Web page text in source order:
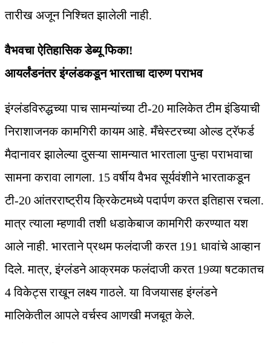
तारीख अजून निश्चित झालेली नाही.
वैभवचा ऐतिहासिक डेब्यू फिका!
आयर्लंडनंतर इंग्लंडकडून भारताचा दारुण पराभव
इंग्लंडविरुद्धच्या पाच सामन्यांच्या टी-20 मालिकेत टीम इंडियाची
निराशाजनक कामगिरी कायम आहे. मँचेस्टरच्या ओल्ड ट्रॅफर्ड
मैदानावर झालेल्या दुसऱ्या सामन्यात भारताला पुन्हा पराभवाचा
सामना करावा लागला. 15 वर्षीय वैभव सूर्यवंशीने भारताकडून
टी-20 आंतरराष्ट्रीय क्रिकेटमध्ये पदार्पण करत इतिहास रचला.
मात्र त्याला म्हणावी तशी धडाकेबाज कामगिरी करण्यात यश
आले नाही. भारताने प्रथम फलंदाजी करत 191 धावांचे आव्हान
दिले. मात्र, इंग्लंडने आक्रमक फलंदाजी करत 19व्या षटकातच
4 विकेट्स राखून लक्ष्य गाठले. या विजयासह इंग्लंडने
मालिकेतील आपले वर्चस्व आणखी मजबूत केले.